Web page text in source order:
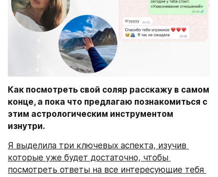
Как посмотреть свой соляр расскажу в самом
конце, а пока что предлагаю познакомиться с
этим астрологическим инструментом
изнутри.
Я выделила три ключевых аспекта, изучив
которые уже будет достаточно, чтобы
посмотреть ответы на все интересующие тебя